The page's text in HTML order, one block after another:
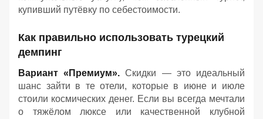
купивший путёвку по себестоимости.
Как правильно использовать турецкий
демпинг
Вариант «Премиум». Скидки — это идеальный
шанс зайти в те отели, которые в июне и июле
стоили космических денег. Если вы всегда мечтали
о тяжёлом люксе или качественной клубной